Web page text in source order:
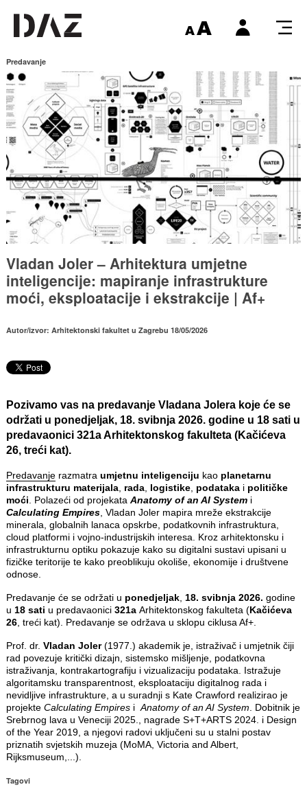
Predavanje
Vladan Joler – Arhitektura umjetne
inteligencije: mapiranje infrastrukture
moći, eksploatacije i ekstrakcije | Af+
Autor/izvor: Arhitektonski fakultet u Zagrebu 18/05/2026
Pozivamo vas na predavanje Vladana Jolera koje će se
održati u ponedjeljak, 18. svibnja 2026. godine u 18 sati u
predavaonici 321a Arhitektonskog fakulteta (Kačićeva
26, treći kat).
Predavanjerazmatra umjetnu inteligenciju kao planetarnu
infrastrukturu materijala, rada, logistike, podatakai političke
moći . Polazeći od projekata Anatomy of an AI Systemi
Calculating Empires, Vladan Joler mapira mreže ekstrakcije
minerala, globalnih lanaca opskrbe, podatkovnih infrastruktura,
cloud platformi i vojno-industrijskih interesa. Kroz arhitektonsku i
infrastrukturnu optiku pokazuje kako su digitalni sustavi upisani u
fizičke teritorije te kako preoblikuju okoliše, ekonomije i društvene
odnose.
Predavanje će se održati u ponedjeljak, 18. svibnja 2026. godine
u 18 sati u predavaonici 321a Arhitektonskog fakulteta (Kačićeva
26, treći kat). Predavanje se održava u sklopu ciklusa Af+.
Prof. dr. Vladan Joler(1977.) akademik je, istraživač i umjetnik čiji
rad povezuje kritički dizajn, sistemsko mišljenje, podatkovna
istraživanja, kontrakartografiju i vizualizaciju podataka. Istražuje
algoritamsku transparentnost, eksploataciju digitalnog rada i
nevidljive infrastrukture, a u suradnji s Kate Crawford realizirao je
projekte Calculating Empiresi Anatomy of an AI System . Dobitnik je
Srebrnog lava u Veneciji 2025., nagrade S+T+ARTS 2024. i Design
of the Year 2019, a njegovi radovi uključeni su u stalni postav
priznatih svjetskih muzeja (MoMA, Victoria and Albert,
Rijksmuseum,...).
Tagovi